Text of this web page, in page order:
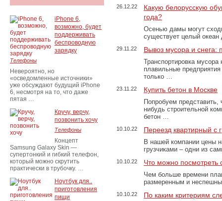
26.12.22
Какую белорусскую
года?
Осенью дамы могут
существует целый
29.11.22 Вывоз мусора и
Транспортировка
плавильные
только …
23.11.22 Купить бетон в Москве
Попробуем представить,
нибудь строительной
бетон …
10.10.22 Переезд квартирный с
В нашей компании цены
грузчиками – одни из
10.10.22 Что можно посмотреть
Чем больше времени
размеренным и
10.10.22 По каким критериям
iPhone 6,
возможно, будет
поддерживать
беспроводную
зарядку
Телефоны
Невероятно, но
«осведомленные источники»
уже обсуждают будущий iPhone
6, несмотря на то, что даже
пятая …
Кручу, верчу,
позвонить хочу
Телефоны
Концепт
Samsung Galaxy Skin —
супертонкий и гибкий телефон,
который можно скрутить
практически в трубочку. …
Ноутбук для..
приготовления
пищи